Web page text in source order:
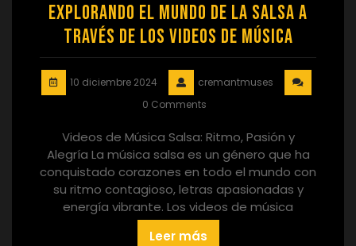
Explorando el Mundo de la Salsa a
Través de los Videos de Música
10 diciembre 2024
cremantmuses
0 Comments
Videos de Música Salsa: Ritmo, Pasión y
Alegría La música salsa es un género que ha
conquistado corazones en todo el mundo con
su ritmo contagioso, letras apasionadas y
energía vibrante. Los videos de música
Leer más